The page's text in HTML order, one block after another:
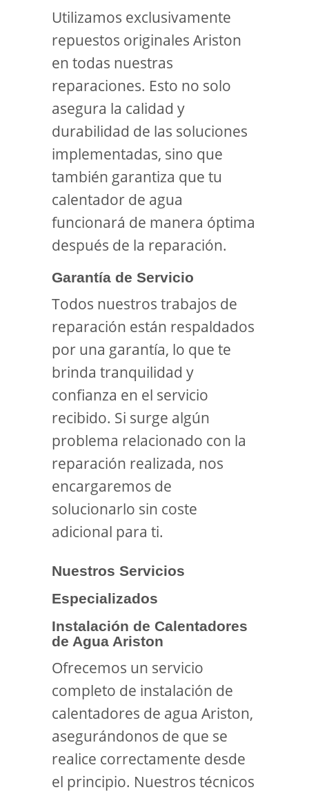
Utilizamos exclusivamente
repuestos originales Ariston
en todas nuestras
reparaciones. Esto no solo
asegura la calidad y
durabilidad de las soluciones
implementadas, sino que
también garantiza que tu
calentador de agua
funcionará de manera óptima
después de la reparación.
Garantía de Servicio
Todos nuestros trabajos de
reparación están respaldados
por una garantía, lo que te
brinda tranquilidad y
confianza en el servicio
recibido. Si surge algún
problema relacionado con la
reparación realizada, nos
encargaremos de
solucionarlo sin coste
adicional para ti.
Nuestros Servicios
Especializados
Instalación de Calentadores
de Agua Ariston
Ofrecemos un servicio
completo de instalación de
calentadores de agua Ariston,
asegurándonos de que se
realice correctamente desde
el principio. Nuestros técnicos